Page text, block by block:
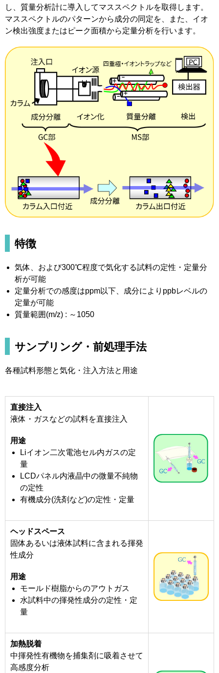
し、質量分析計に導入してマススペクトルを取得します。
マススペクトルのパターンから成分の同定を、また、イオ
ン検出強度またはピーク面積から定量分析を行います。
特徴
気体、および300℃程度で気化する試料の定性・定量分
析が可能
定量分析での感度はppm以下、成分によりppbレベルの
定量が可能
質量範囲(m/z) : ～1050
サンプリング・前処理手法
各種試料形態と気化・注入方法と用途
直接注入
液体・ガスなどの試料を直接注入
用途
Liイオン二次電池セル内ガスの定
量
LCDパネル内液晶中の微量不純物
の定性
有機成分(洗剤など)の定性・定量
ヘッドスペース
固体あるいは液体試料に含まれる揮発
性成分
用途
モールド樹脂からのアウトガス
水試料中の揮発性成分の定性・定
量
加熱脱着
中揮発性有機物を捕集剤に吸着させて
高感度分析